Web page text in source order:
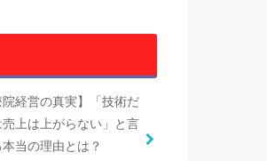
院経営の真実】「技術だ
売上は上がらない」と言
当の理由とは？